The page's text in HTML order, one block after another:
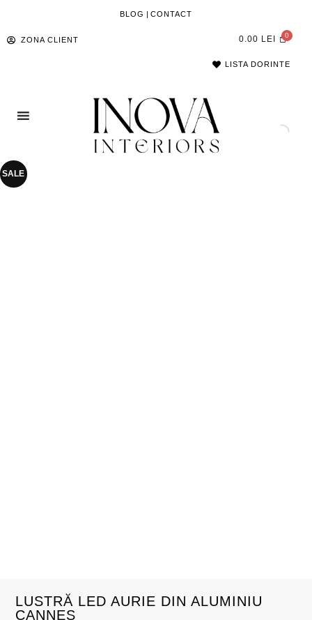
BLOG | CONTACT
ZONA CLIENT 0.00 LEI
LISTA DORINTE
SALE
LUSTRĂ LED AURIE DIN ALUMINIU
CANNES